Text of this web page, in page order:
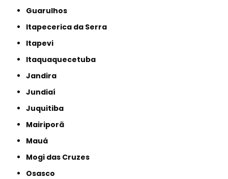
Guarulhos
Itapecerica da Serra
Itapevi
Itaquaquecetuba
Jandira
Jundiaí
Juquitiba
Mairiporã
Mauá
Mogi das Cruzes
Osasco